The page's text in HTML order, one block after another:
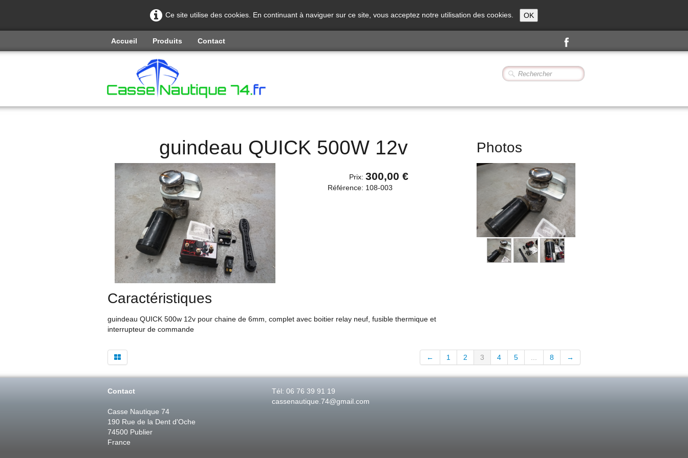
Ce site utilise des cookies. En continuant à naviguer sur ce site, vous acceptez notre utilisation des cookies. OK
Accueil Produits Contact
guindeau QUICK 500W 12v
Prix: 300,00 €
Référence: 108-003
Caractéristiques
guindeau QUICK 500w 12v pour chaine de 6mm, complet avec boitier relay neuf, fusible thermique et
interrupteur de commande
Photos
← 1 2 3 4 5 8 →
Contact
Casse Nautique 74
190 Rue de la Dent d'Oche
74500 Publier
France
Tél: 06 76 39 91 19
cassenautique.74@gmail.com